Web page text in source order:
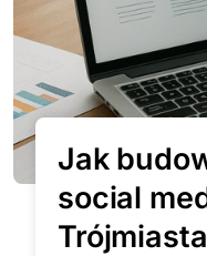
Jak
social
Trójmiasta